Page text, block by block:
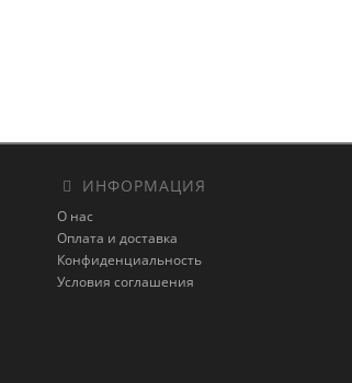
ИНФОРМАЦИЯ
О нас
Оплата и доставка
Конфиденциальность
Условия соглашения